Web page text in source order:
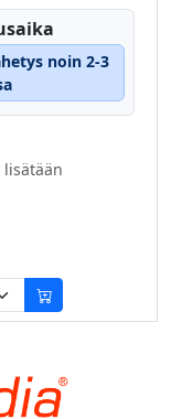
noin 2-3
lisätään